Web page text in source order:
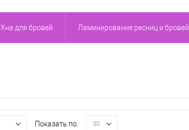
Хна для бровей Ламинирование ресниц и бровей
Показать по: 30